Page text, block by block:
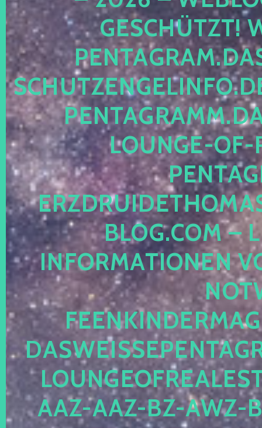
ESCHÜTZT!
OUNGE-OF-
LOG.COM –
NFORMATIONEN
AZ-AAZ-BZ-AWZ-